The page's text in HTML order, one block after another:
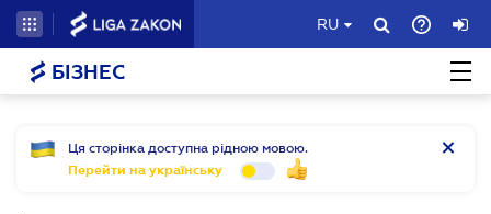
RU
БІЗНЕС
Ця сторінка доступна рідною мовою.
Перейти на українську